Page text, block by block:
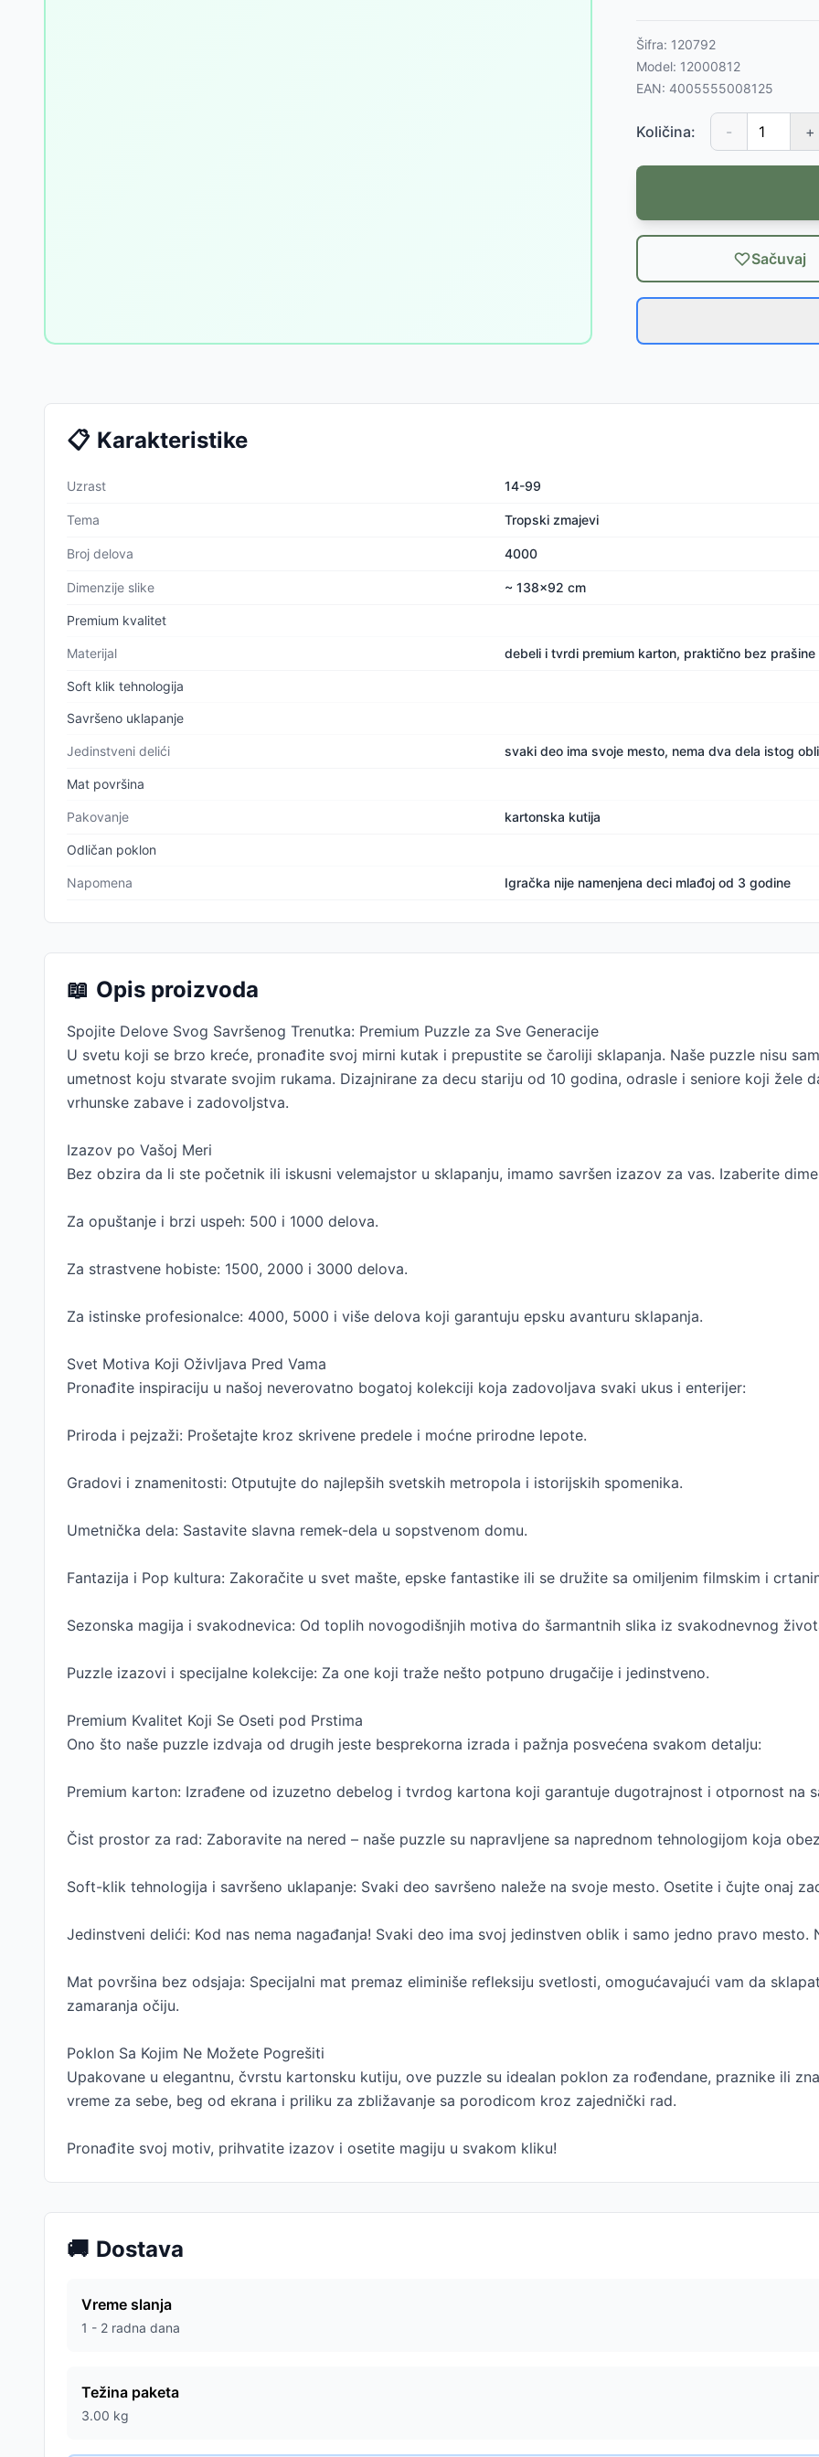
Šifra: 120792
Model: 12000812
EAN: 4005555008125
Količina: - +
Sačuvaj
📋 Karakteristike
Uzrast 14-99
Tema Tropski zmajevi
Broj delova 4000
Dimenzije slike ~ 138x92 cm
Premium kvalitet
Materijal debeli i tvrdi premium karton, praktično bez prašine
Soft klik tehnologija
Savršeno uklapanje
Jedinstveni delići svaki deo ima svoje mesto, nema dva dela istog
Mat površina
Pakovanje kartonska kutija
Odličan poklon
Napomena Igračka nije namenjena deci mlađoj od 3 godine
📖 Opis proizvoda
Spojite Delove Svog Savršenog Trenutka: Premium Puzzle za Sve Generacije
U svetu koji se brzo kreće, pronađite svoj mirni kutak i prepustite se čaroliji sklapanja. Naše puzzle nisu
umetnost koju stvarate svojim rukama. Dizajnirane za decu stariju od 10 godina, odrasle i seniore koji žele
vrhunske zabave i zadovoljstva.
Izazov po Vašoj Meri
Bez obzira da li ste početnik ili iskusni velemajstor u sklapanju, imamo savršen izazov za vas. Izaberite
Za opuštanje i brzi uspeh: 500 i 1000 delova.
Za strastvene hobiste: 1500, 2000 i 3000 delova.
Za istinske profesionalce: 4000, 5000 i više delova koji garantuju epsku avanturu sklapanja.
Svet Motiva Koji Oživljava Pred Vama
Pronađite inspiraciju u našoj neverovatno bogatoj kolekciji koja zadovoljava svaki ukus i enterijer:
Priroda i pejzaži: Prošetajte kroz skrivene predele i moćne prirodne lepote.
Gradovi i znamenitosti: Otputujte do najlepših svetskih metropola i istorijskih spomenika.
Umetnička dela: Sastavite slavna remek-dela u sopstvenom domu.
Fantazija i Pop kultura: Zakoračite u svet mašte, epske fantastike ili se družite sa omiljenim filmskim i
Sezonska magija i svakodnevica: Od toplih novogodišnjih motiva do šarmantnih slika iz svakodnevnog
Puzzle izazovi i specijalne kolekcije: Za one koji traže nešto potpuno drugačije i jedinstveno.
Premium Kvalitet Koji Se Oseti pod Prstima
Ono što naše puzzle izdvaja od drugih jeste besprekorna izrada i pažnja posvećena svakom detalju:
Premium karton: Izrađene od izuzetno debelog i tvrdog kartona koji garantuje dugotrajnost i otpornost na
Čist prostor za rad: Zaboravite na nered – naše puzzle su napravljene sa naprednom tehnologijom koja
Soft-klik tehnologija i savršeno uklapanje: Svaki deo savršeno naleže na svoje mesto. Osetite i čujte onaj
Jedinstveni delići: Kod nas nema nagađanja! Svaki deo ima svoj jedinstven oblik i samo jedno pravo mesto.
Mat površina bez odsjaja: Specijalni mat premaz eliminiše refleksiju svetlosti, omogućavajući vam da
zamaranja očiju.
Poklon Sa Kojim Ne Možete Pogrešiti
Upakovane u elegantnu, čvrstu kartonsku kutiju, ove puzzle su idealan poklon za rođendane, praznike ili
vreme za sebe, beg od ekrana i priliku za zbližavanje sa porodicom kroz zajednički rad.
Pronađite svoj motiv, prihvatite izazov i osetite magiju u svakom kliku!
🚚 Dostava
Vreme slanja
1 - 2 radna dana
Težina paketa
3.00 kg